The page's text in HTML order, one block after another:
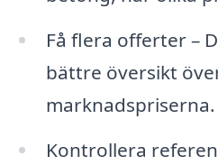
Få flera offerter –
bättre översikt
marknadspriserna.
Kontrollera